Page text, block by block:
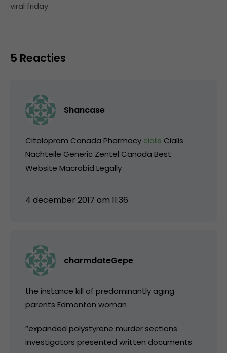
viral friday
5 Reacties
Shancase
Citalopram Canada Pharmacy cialis Cialis
Nachteile Generic Zentel Canada Best
Website Macrobid Legally
4 december 2017 om 11:36
charmdateGepe
the instance kill of predominantly aging
parents Edmonton woman
“expanded polystyrene murder sections
investigators presented written documents